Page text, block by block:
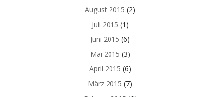
August 2015 (2)
Juli 2015 (1)
Juni 2015 (6)
Mai 2015 (3)
April 2015 (6)
März 2015 (7)